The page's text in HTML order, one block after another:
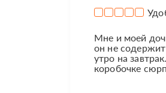
Мне и моей
он не
утро на
коробочке